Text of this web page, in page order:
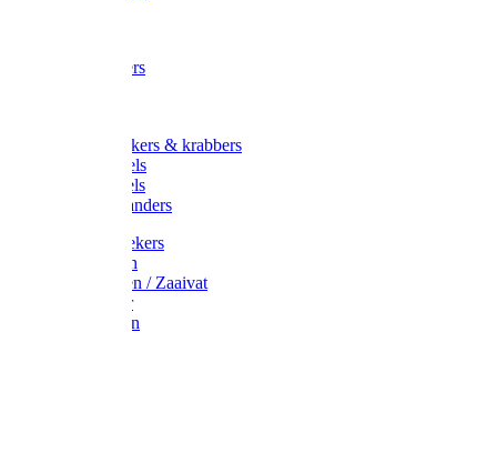
Tuinkrabbers
Onkruidstekers & krabbers
Hartschoffels
Ruitschoffels
Onkruidbranders
Graskantstekers
Verticuteren
Strooiwagen / Zaaivat
Grasmaaier
Grasscharen